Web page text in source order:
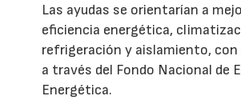
Las ayudas se orientarían a
eficiencia energética,
refrigeración y aislamiento,
a través del Fondo Nacional de
Energética.